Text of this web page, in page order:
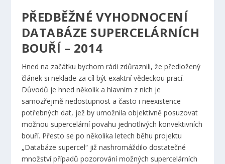
PŘEDBĚŽNÉ VYHODNOCENÍ
DATABÁZE SUPERCELÁRNÍCH
BOUŘÍ – 2014
Hned na začátku bychom rádi zdůraznili, že předložený
článek si neklade za cíl být exaktní vědeckou prací.
Důvodů je hned několik a hlavním z nich je
samozřejmě nedostupnost a často i neexistence
potřebných dat, jež by umožnila objektivně posuzovat
možnou supercelární povahu jednotlivých konvektivních
bouří. Přesto se po několika letech běhu projektu
„Databáze supercel“ již nashromáždilo dostatečné
množství případů pozorování možných supercelárních